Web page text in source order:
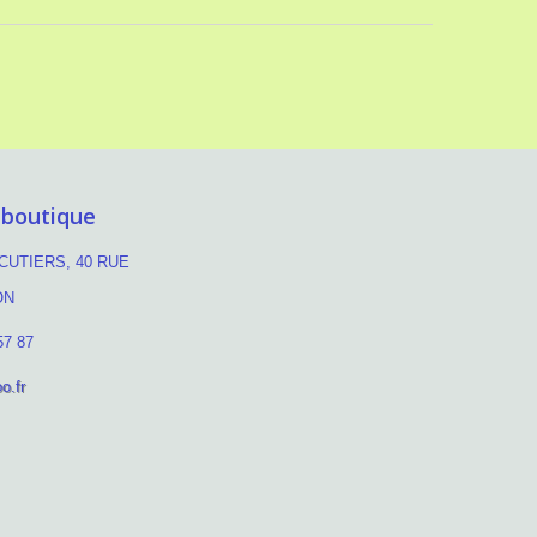
40 RUE
87